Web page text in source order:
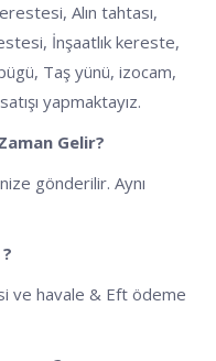
Alın tahtası,
İnşaatlık kereste,
Taş yünü, izocam,
yapmaktayız.
Gelir?
gönderilir. Aynı
ve havale & Eft ödeme